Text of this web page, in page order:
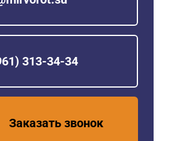
313-34-34
Заказать звонок